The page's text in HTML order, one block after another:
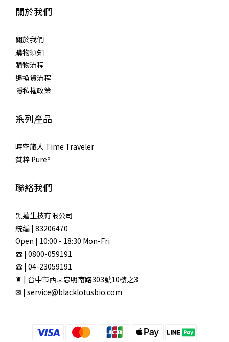
關於我們
關於我們
購物須知
購物流程
退換貨流程
隱私權政策
系列產品
時空旅人 Time Traveler
質粹 Pureᕽ
聯絡我們
黑蓮生技有限公司
統編 | 83206470
Open | 10:00 - 18:30 Mon-Fri
☎ | 0800-059191
☎ | 04-23059191
♜ | 台中市西區忠明南路303號10樓之3
✉ | service@blacklotusbio.com